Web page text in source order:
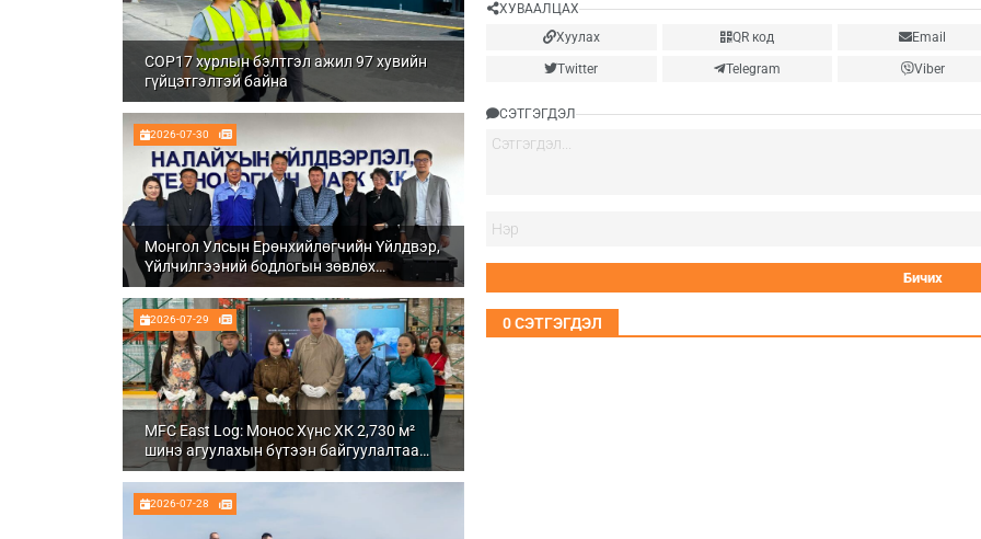
COP17 хурлын бэлтгэл ажил 97 хувийн
гүйцэтгэлтэй байна
2026-07-30
Монгол Улсын Ерөнхийлөгчийн Үйлдвэр,
Үйлчилгээний бодлогын зөвлөх
Ч.Даваабаяр Налайх дүүргийн
Үйлдвэрлэл, технологийн парк ХК болон
Налуу-Ухаа эдийн засгийн тусгай бүсэд
ажиллалаа
2026-07-29
MFC East Log: Монос Хүнс ХК 2,730 м²
шинэ агуулахын бүтээн байгуулалтаа
бүрэн дуусгаж, ашиглалтад орууллаа
2026-07-28
ХУВААЛЦАХ
Хуулах
QR код Email
Twitter Telegram Viber
СЭТГЭГДЭЛ
0СЭТГЭГДЭЛ